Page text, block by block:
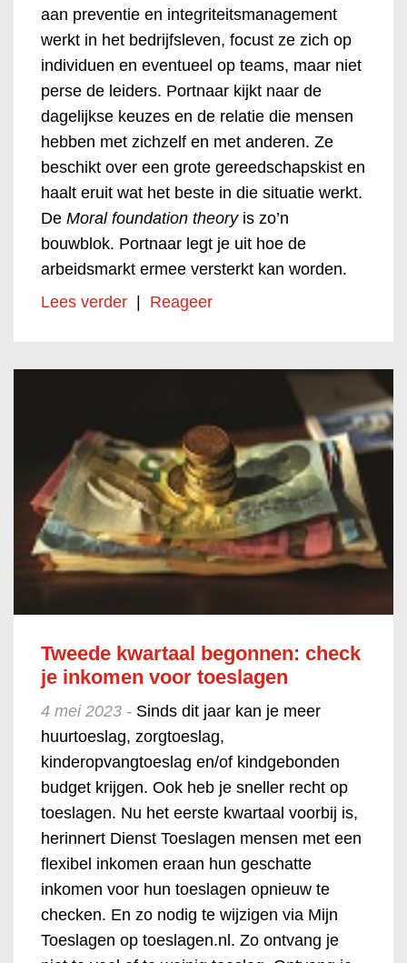
aan preventie en integriteitsmanagement
werkt in het bedrijfsleven, focust ze zich op
individuen en eventueel op teams, maar niet
perse de leiders. Portnaar kijkt naar de
dagelijkse keuzes en de relatie die mensen
hebben met zichzelf en met anderen. Ze
beschikt over een grote gereedschapskist en
haalt eruit wat het beste in die situatie werkt.
De Moral foundation theoryis zo’n
bouwblok. Portnaar legt je uit hoe de
arbeidsmarkt ermee versterkt kan worden.
Lees verder
Reageer
Tweede kwartaal begonnen: check
je inkomen voor toeslagen
4 mei 2023 - Sinds dit jaar kan je meer
huurtoeslag, zorgtoeslag,
kinderopvangtoeslag en/of kindgebonden
budget krijgen. Ook heb je sneller recht op
toeslagen. Nu het eerste kwartaal voorbij is,
herinnert Dienst Toeslagen mensen met een
flexibel inkomen eraan hun geschatte
inkomen voor hun toeslagen opnieuw te
checken. En zo nodig te wijzigen via Mijn
Toeslagen op toeslagen.nl. Zo ontvang je